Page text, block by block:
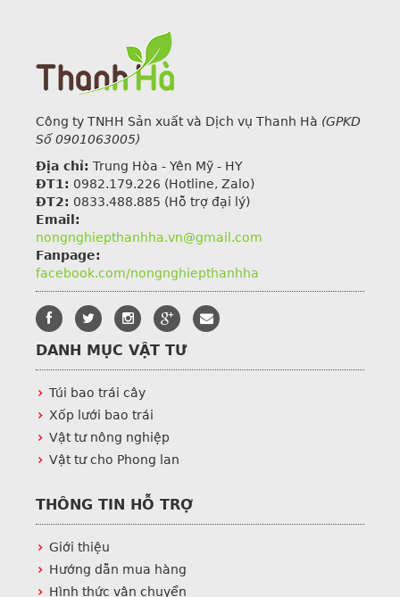
Công ty TNHH Sản xuất và Dịch vụ Thanh Hà (GPKD
Số 0901063005)
Địa chỉ: Trung Hòa - Yên Mỹ - HY
ĐT1: 0982.179.226 (Hotline, Zalo)
ĐT2: 0833.488.885 (Hỗ trợ đại lý)
Email:
nongnghiepthanhha.vn@gmail.com
Fanpage:
facebook.com/nongnghiepthanhha
DANH MỤC VẬT TƯ
Túi bao trái cây
Xốp lưới bao trái
Vật tư nông nghiệp
Vật tư cho Phong lan
THÔNG TIN HỖ TRỢ
Giới thiệu
Hướng dẫn mua hàng
Hình thức vận chuyển